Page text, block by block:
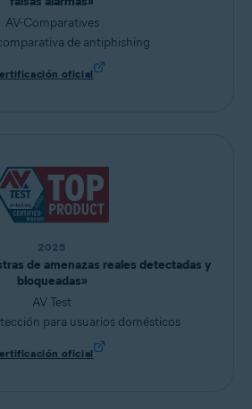
AV-Comparatives
de antiphishing
oficial
2025
de amenazas reales detectadas y
bloqueadas»
AV Test
para usuarios domésticos
oficial